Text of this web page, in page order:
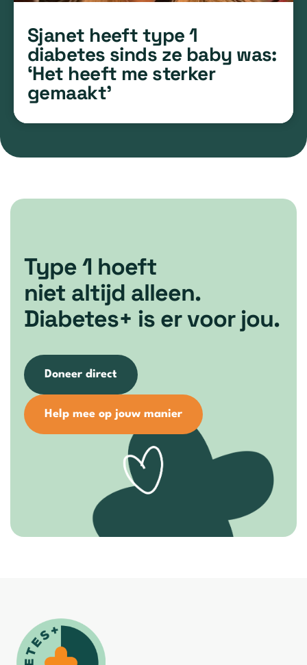
Sjanet heeft type 1
diabetes sinds ze baby was:
‘Het heeft me sterker
gemaakt’
Type 1 hoeft
niet altijd alleen.
Diabetes+ is er voor jou.
Doneer direct
Help mee op jouw manier